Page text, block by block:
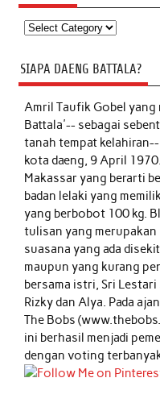
Kategori
SIAPA DAENG BATTALA?
Amril Taufik Gobelyang
Battala'-- sebagai
tanah tempat
kota daeng, 9 April
Makassar yang berarti
badan lelaki yang
yang berbobot 100 kg.
tulisan yang
suasana yang ada
maupun yang kurang
bersama istri, Sri
Rizky dan Alya. Pada
The Bobs
ini berhasil menjadi
dengan voting